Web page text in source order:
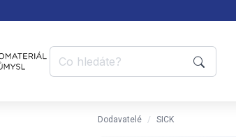
Dodavatelé SICK